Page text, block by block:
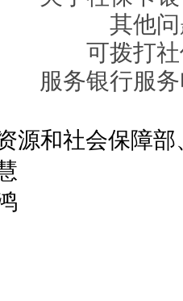
其他
可拨打
服务银行服
源和社会保障部